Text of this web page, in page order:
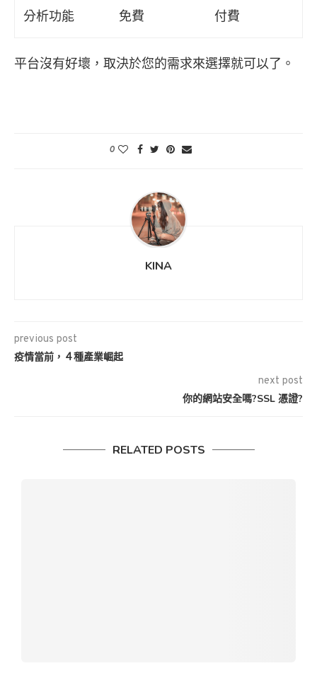
分析功能 免費 付費
平台沒有好壞，取決於您的需求來選擇就可以了。
0
KINA
previous post
疫情當前，４種產業崛起
next post
你的網站安全嗎?SSL 憑證?
RELATED POSTS